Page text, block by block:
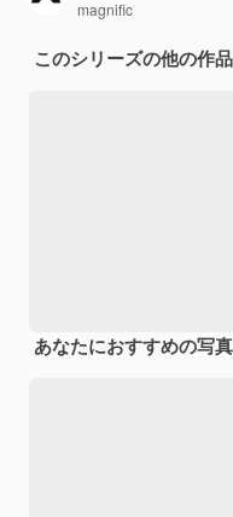
magnific
このシリーズの他の作品
あなたにおすすめの写真